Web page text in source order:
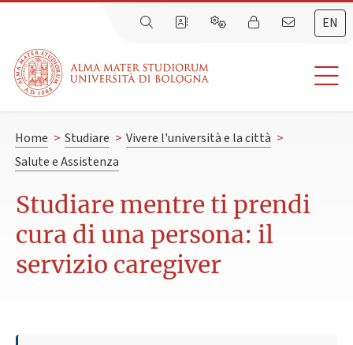
EN
Home > Studiare > Vivere l'università e la città >
Salute e Assistenza
Studiare mentre ti prendi
cura di una persona: il
servizio caregiver